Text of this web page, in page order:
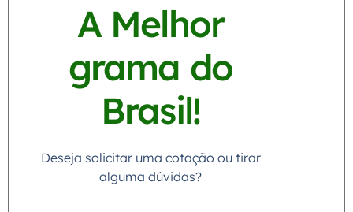
A Melhor
grama do
Brasil!
Deseja solicitar uma cotação ou tirar
alguma dúvidas?